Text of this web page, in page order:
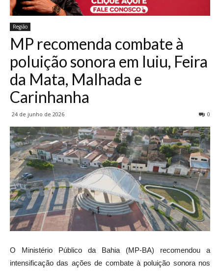
Região
MP recomenda combate à
poluição sonora em Iuiu, Feira
da Mata, Malhada e
Carinhanha
24 de junho de 2026 0
O Ministério Público da Bahia (MP-BA) recomendou a
intensificação das ações de combate à poluição sonora nos